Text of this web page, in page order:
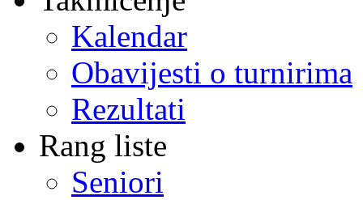
Kalendar
Obavijesti o turnirima
Rezultati
Rang liste
Seniori